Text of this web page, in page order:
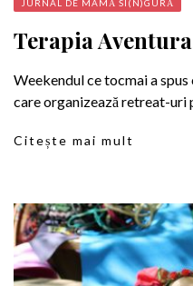
JURNAL DE MAMĂ SI(N)GURĂ
Terapia Aventura
Weekendul ce tocmai a
care organizează retreat-uri
Citește mai mult